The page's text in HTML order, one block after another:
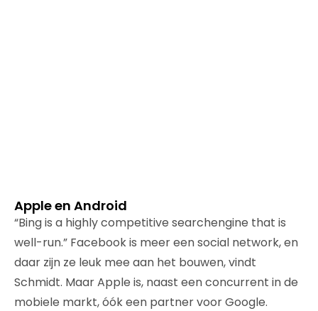
Apple en Android
“Bing is a highly competitive searchengine that is
well-run.” Facebook is meer een social network, en
daar zijn ze leuk mee aan het bouwen, vindt
Schmidt. Maar Apple is, naast een concurrent in de
mobiele markt, óók een partner voor Google.